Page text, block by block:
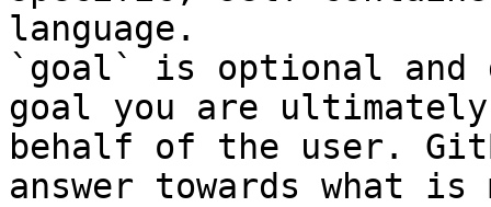
language.
`goal` is optional and
goal you are
behalf of the user.
answer towards what